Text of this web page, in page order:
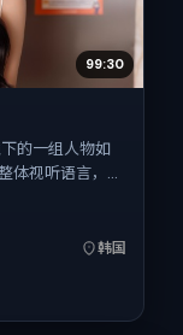
99:30
的一组人物如
体视听语言，张
，暑期档公
韩国